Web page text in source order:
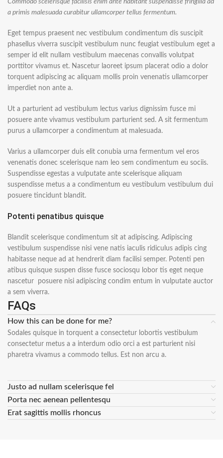
Commodo scelerisque facilisis enim ante habitant suspendisse fringilla ad
a primis malesuada curabitur ullamcorper tellus fermentum.
Eget tempus praesent nec vestibulum condimentum dis suscipit
phasellus viverra suscipit vestibulum nunc feugiat vestibulum eget a
semper id elit nullam vestibulum maecenas convallis volutpat
porttitor vivamus et. Nascetur laoreet ipsum placerat odio a dolor
torquent adipiscing ac aliquam mollis proin venenatis ullamcorper
imperdiet non ante a.
Ut a parturient ad vestibulum lectus varius dignissim fusce mi
posuere ante vivamus vestibulum parturient sed. A sit fermentum
purus a ullamcorper a condimentum at malesuada.
Varius a ullamcorper duis elit conubia urna fermentum vel eros
venenatis donec scelerisque nam leo sem condimentum eu sociis.
Suspendisse egestas a vulputate ante scelerisque aliquam
suspendisse metus a a condimentum eu vestibulum vestibulum dui
posuere tincidunt blandit.
Potenti penatibus quisque
Blandit scelerisque condimentum sit at adipiscing. Adipiscing
vestibulum suspendisse nisi vene natis iaculis ridiculus adipis cing
habitasse neque ad at hendrerit diam facilisi semper. Potenti pen
atibus quisque suspen disse fusce sociosqu lobor tis eget neque
nascetur posuere nisi adipiscing condim entum in vulputate auctor
a sem viverra.
FAQs
How this can be done for me?
Sodales quisque in torquent a consectetur lobortis vestibulum
consectetur metus a a interdum odio orci a est parturient nisi
pharetra vivamus a commodo tellus. Est non arcu a.
Justo ad nullam scelerisque fel
Porta nec aenean pellentesqu
Erat sagittis mollis rhoncus